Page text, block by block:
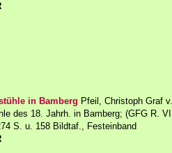
in Bamberg Pfeil, Christoph Graf
des 18. Jahrh. in Bamberg; (GFG R.
S. u. 158 Bildtaf., Festeinband